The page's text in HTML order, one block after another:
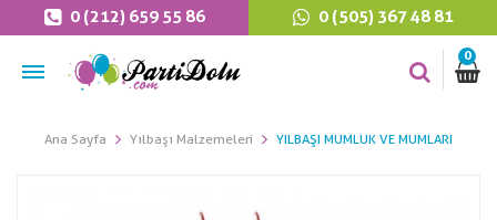
0 (212) 659 55 86 0 (505) 367 48 81
0
Ana Sayfa Yılbaşı Malzemeleri YILBAŞI MUMLUK VE MUMLARI